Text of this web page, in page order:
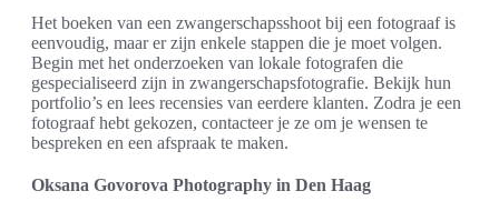
Het boeken van een zwangerschapsshoot bij een fotograaf is
eenvoudig, maar er zijn enkele stappen die je moet volgen.
Begin met het onderzoeken van lokale fotografen die
gespecialiseerd zijn in zwangerschapsfotografie. Bekijk hun
portfolio’s en lees recensies van eerdere klanten. Zodra je een
fotograaf hebt gekozen, contacteer je ze om je wensen te
bespreken en een afspraak te maken.
Oksana Govorova Photography in Den Haag